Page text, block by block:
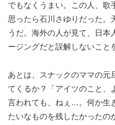
でもなくうまい。この人、
思ったら石川さゆりだった
うだ。海外の人が見て、日本
ージングだと誤解しないこと
あとは、スナックのママの元
てくるか？「アイツのこと、
言われても、ねぇ…。何か生
たいなものを残したかった